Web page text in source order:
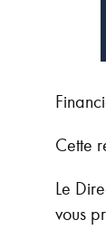
Cette
Le
vous